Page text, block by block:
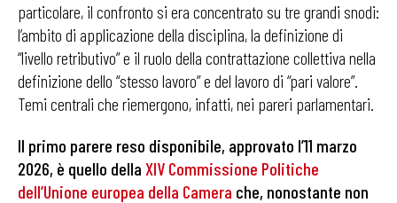
particolare, il confronto si era concentrato su tre grandi snodi:
l’ambito di applicazione della disciplina, la definizione di
“livello retributivo” e il ruolo della contrattazione collettiva nella
definizione dello “stesso lavoro” e del lavoro di “pari valore”.
Temi centrali che riemergono, infatti, nei pareri parlamentari.
Il primo parere reso disponibile, approvato l’11 marzo
2026, è quello della XIV Commissione Politiche
dell’Unione europea della Camera che, nonostante non